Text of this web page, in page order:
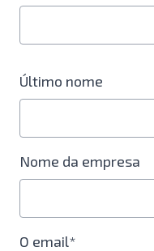
Último nome
Nome da empresa
O email*